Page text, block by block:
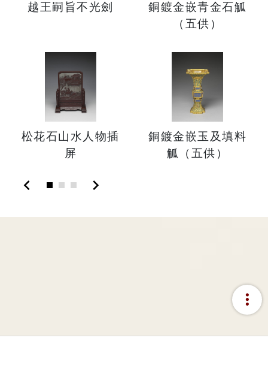
越王嗣旨不光劍
銅鍍金嵌青金石觚
（五供）
松花石山水人物插
屏
銅鍍金嵌玉及填料
觚（五供）
chevron_left chevron_right
more_vert